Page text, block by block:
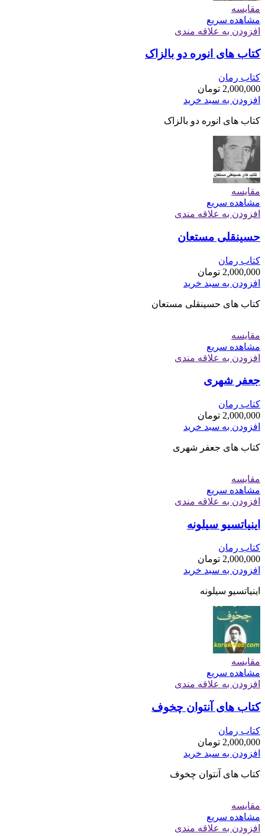
مقایسه
مشاهده سریع
افزودن به علاقه مندی
کتاب های انوره دو بالزاک
کتاب رمان
2,000,000 تومان
افزودن به سبد خرید
کتاب های انوره دو بالزاک
مقایسه
مشاهده سریع
افزودن به علاقه مندی
حسینقلی مستعان
کتاب رمان
2,000,000 تومان
افزودن به سبد خرید
کتاب های حسینقلی مستعان
مقایسه
مشاهده سریع
افزودن به علاقه مندی
جعفر شهری
کتاب رمان
2,000,000 تومان
افزودن به سبد خرید
کتاب های جعفر شهری
مقایسه
مشاهده سریع
افزودن به علاقه مندی
اینیاتسیو سیلونه
کتاب رمان
2,000,000 تومان
افزودن به سبد خرید
اینیاتسیو سیلونه
مقایسه
مشاهده سریع
افزودن به علاقه مندی
کتاب های آنتوان چخوف
کتاب رمان
2,000,000 تومان
افزودن به سبد خرید
کتاب های آنتوان چخوف
مقایسه
مشاهده سریع
افزودن به علاقه مندی